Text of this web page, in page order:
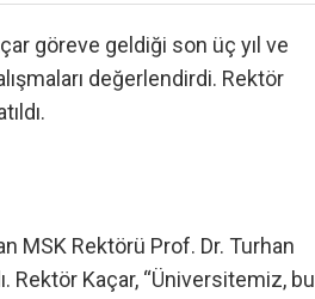
göreve geldiği son üç yıl ve
değerlendirdi. Rektör
MSK Rektörü Prof. Dr. Turhan
Rektör Kaçar, “Üniversitemiz, bu